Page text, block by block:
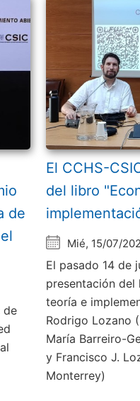
de
de
El CCHS-
del libro
Mié, 15/07/
El pasado 14 de
presentación del
teoría e
Rodrigo Lozano
María Barreiro-
y Francisco J.
Monterrey)